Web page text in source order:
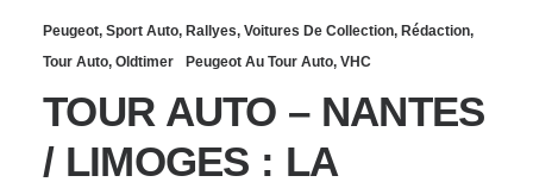
Peugeot, Sport Auto, Rallyes, Voitures De Collection, Rédaction,
Tour Auto, Oldtimer Peugeot Au Tour Auto, VHC
TOUR AUTO – NANTES
/ LIMOGES : LA